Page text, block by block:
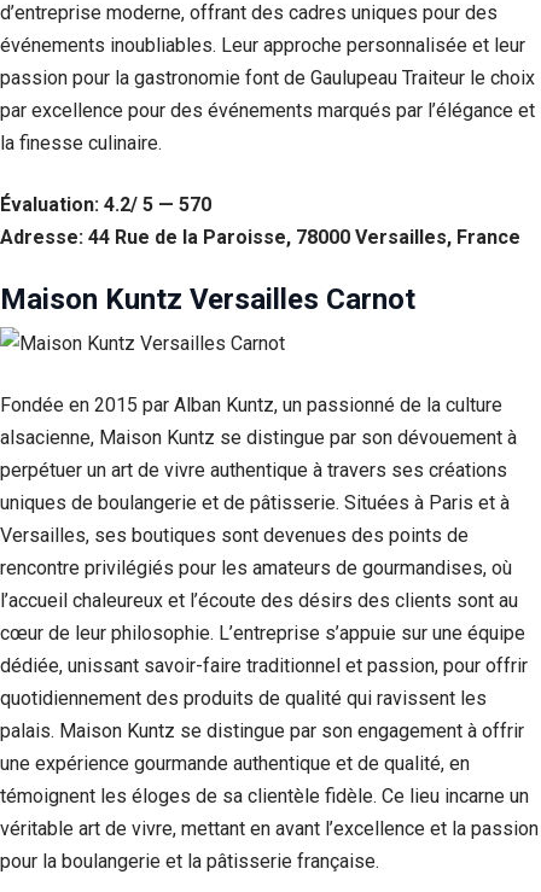
d’entreprise moderne, offrant des cadres uniques pour des
événements inoubliables. Leur approche personnalisée et leur
passion pour la gastronomie font de Gaulupeau Traiteur le choix
par excellence pour des événements marqués par l’élégance et
la finesse culinaire.
Évaluation: 4.2/ 5 — 570
Adresse: 44 Rue de la Paroisse, 78000 Versailles, France
Maison Kuntz Versailles Carnot
Fondée en 2015 par Alban Kuntz, un passionné de la culture
alsacienne, Maison Kuntz se distingue par son dévouement à
perpétuer un art de vivre authentique à travers ses créations
uniques de boulangerie et de pâtisserie. Situées à Paris et à
Versailles, ses boutiques sont devenues des points de
rencontre privilégiés pour les amateurs de gourmandises, où
l’accueil chaleureux et l’écoute des désirs des clients sont au
cœur de leur philosophie. L’entreprise s’appuie sur une équipe
dédiée, unissant savoir-faire traditionnel et passion, pour offrir
quotidiennement des produits de qualité qui ravissent les
palais. Maison Kuntz se distingue par son engagement à offrir
une expérience gourmande authentique et de qualité, en
témoignent les éloges de sa clientèle fidèle. Ce lieu incarne un
véritable art de vivre, mettant en avant l’excellence et la passion
pour la boulangerie et la pâtisserie française.
site Web
fonctionne
aussi bien que
possible lors
de votre visite.
Si vous
certaines
fonctionnalités
Marketing
votre intérêt et
votre
comportement
lorsque vous
visitez notre
augmentez les
chances de
contenu et des
offres
personnalisés.